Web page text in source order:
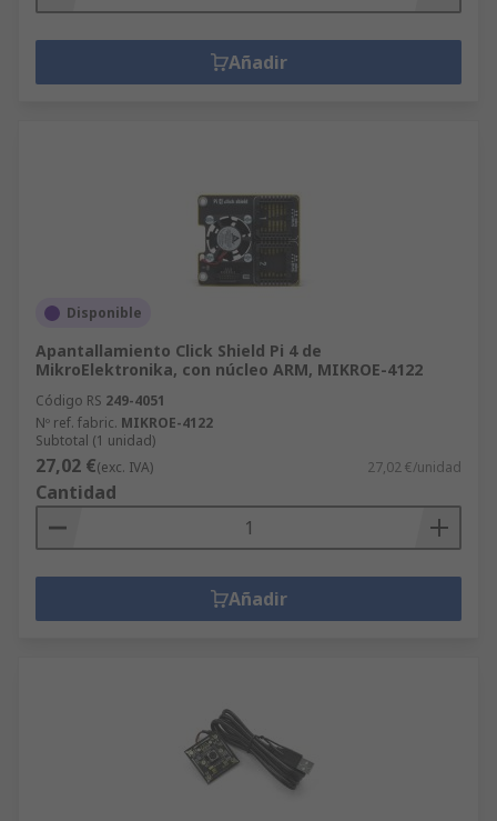
Añadir
Disponible
Apantallamiento Click Shield Pi 4 de
MikroElektronika, con núcleo ARM, MIKROE-4122
Código RS 249-4051
Nº ref. fabric. MIKROE-4122
Subtotal (1 unidad)
27,02 €(exc. IVA) 27,02 €/unidad
Cantidad
Añadir